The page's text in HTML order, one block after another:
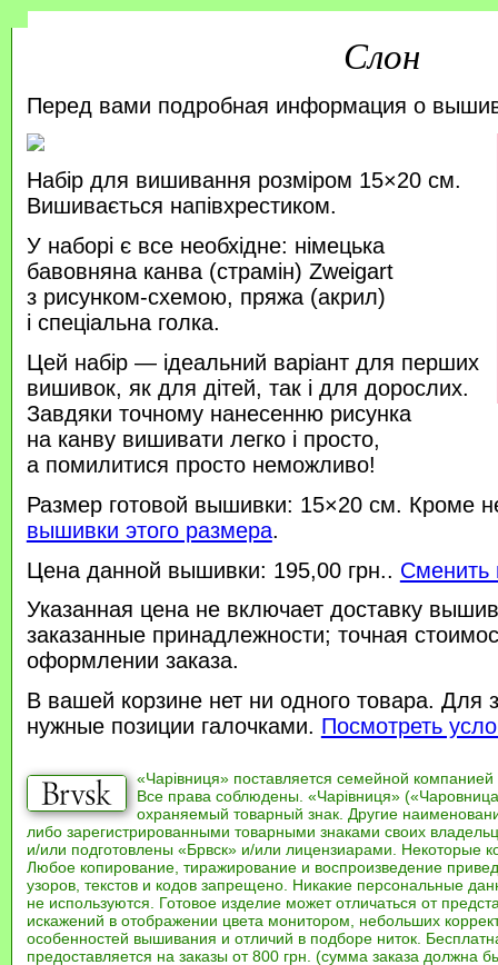
Слон
Перед вами подробная информация о
Набір для вишивання розміром 15×20 см.
Вишивається напівхрестиком.
У наборі є все необхідне: німецька
бавовняна канва (страмін) Zweigart
з рисунком-схемою, пряжа (акрил)
і спеціальна голка.
Цей набір — ідеальний варіант для перших
вишивок, як для дітей, так і для дорослих.
Завдяки точному нанесенню рисунка
на канву вишивати легко і просто,
а помилитися просто неможливо!
Размер готовой вышивки: 15×20 см. Кроме
вышивки этого размера.
Цена данной вышивки: 195,00 грн.. Сменить
Указанная цена не включает доставку
заказанные принадлежности; точная
оформлении заказа.
В вашей корзине нет ни одного товара. Для
нужные позиции галочками. Посмотреть
«Чарівниця» поставляется семейной компанией
Все права соблюдены. «Чарівниця»
охраняемый товарный знак. Другие
либо зарегистрированными товарными знаками своих
и/или подготовлены «Брвск» и/или лицензиарами. Некоторые
Любое копирование, тиражирование и воспроизведение
узоров, текстов и кодов запрещено. Никакие персональные
не используются. Готовое изделие может отличаться от
искажений в отображении цвета монитором, небольших
особенностей вышивания и отличий в подборе ниток.
предоставляется на заказы от 800 грн. (сумма заказа должна